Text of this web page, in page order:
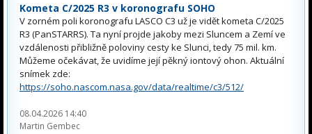
Kometa C/2025 R3 v koronografu SOHO
V zorném poli koronografu LASCO C3 už je vidět kometa C/2025
R3 (PanSTARRS). Ta nyní projde jakoby mezi Sluncem a Zemí ve
vzdálenosti přibližně poloviny cesty ke Slunci, tedy 75 mil. km.
Můžeme očekávat, že uvidíme její pěkný iontový ohon. Aktuální
snímek zde:
https://soho.nascom.nasa.gov/data/realtime/c3/512/
08.04.2026 14:40
Martin Gembec